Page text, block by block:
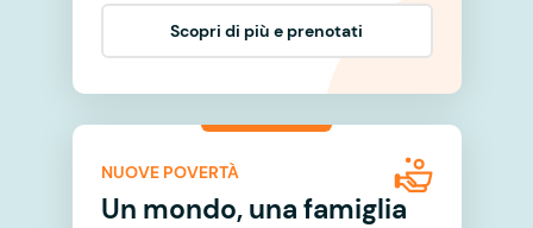
Scopri di più e prenotati
NUOVE POVERTÀ
Un mondo, una famiglia